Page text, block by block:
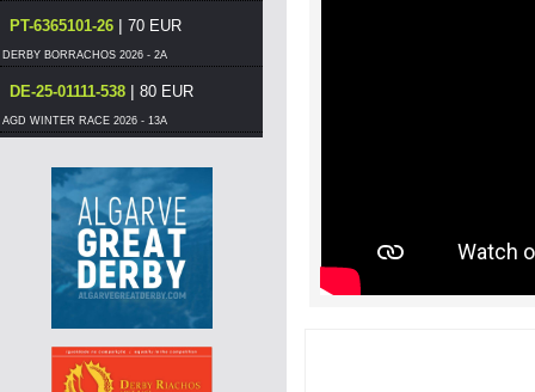
PT-6365101-26 | 70 EUR
DERBY BORRACHOS 2026 - 2A
DE-25-01111-538 | 80 EUR
AGD WINTER RACE 2026 - 13A
AGD WINTER RACE 2026 - 13C
PT-6014577-26|90 EUR
DERBY BORRACHOS 2026 - 2B
PT-6014577-26|85 EUR
DE-25-04425-1030|55 EUR
AGD WINTER RACE 2026 - 13A